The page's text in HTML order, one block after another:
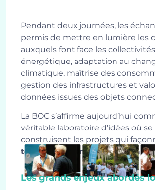
Pendant deux journées, les
permis de mettre en lumière les
auxquels font face les
énergétique, adaptation au
climatique, maîtrise des
gestion des infrastructures et
données issues des objets
La BOC s’affirme aujourd’hui
véritable laboratoire d’idées où se
construisent les projets qui
territoires connectésde demain.
Les grands enjeux abordés